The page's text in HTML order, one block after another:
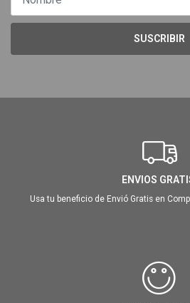
SUSCRIBIR
ENVIOS
Usa tu beneficio de Envió Gratis en